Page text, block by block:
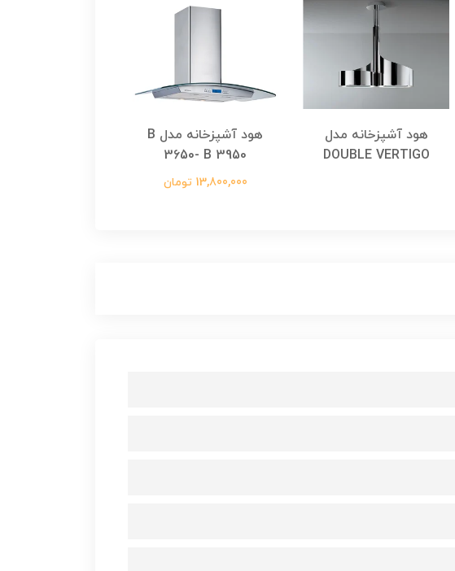
هود آشپزخانه مدل
DOUBLE VERTIGO
هود آشپزخانه مدل B
3650- B 3950
13,800,000 تومان